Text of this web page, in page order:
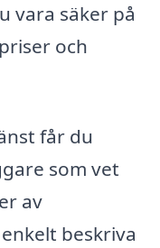
vara säker på
och
får du
som vet
av
beskriva